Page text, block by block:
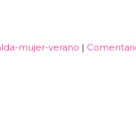
mujer-verano |